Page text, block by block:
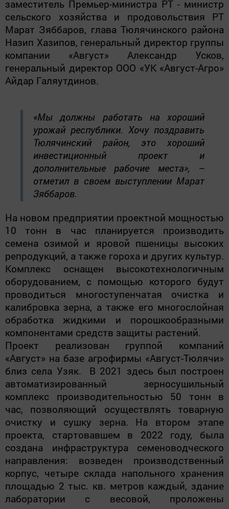
заместитель Премьер-министра РТ - министр
сельского хозяйства и продовольствия РТ
Марат Зяббаров, глава Тюлячинского района
Назип Хазипов, генеральный директор группы
компании «Август» Александр Усков,
генеральный директор ООО «УК «Август-Агро»
Айдар Галяутдинов.
«Мы должны работать на хороший
урожай республики. Хочу поздравить
Тюлячинский район, это хороший
инвестиционный проект и
дополнительные рабочие места», –
отметил в своем выступлении Марат
Зяббаров.
На новом предприятии проектной мощностью
10 тонн в час планируется производить
семена озимой и яровой пшеницы высоких
репродукций, а также гороха и других культур.
Комплекс оснащен высокотехнологичным
оборудованием, с помощью которого будут
проводиться многоступенчатая очистка и
калибровка зерна, а также его многослойная
обработка жидкими и порошкообразными
компонентами средств защиты растений.
Проект реализован группой компаний
«Август» на базе агрофирмы «Август-Тюлячи»
близ села Узяк. В 2021 здесь был построен
автоматизированный зерносушильный
комплекс производительностью 50 тонн в
час, позволяющий осуществлять товарную
очистку и сушку зерна. На втором этапе
проекта, стартовавшем в 2022 году, была
создана инфраструктура семеноводческого
направления: возведен производственный
корпус, четыре склада напольного хранения
площадью 2 тыс. кв. метров каждый, здание
лаборатории с весовой, проложены